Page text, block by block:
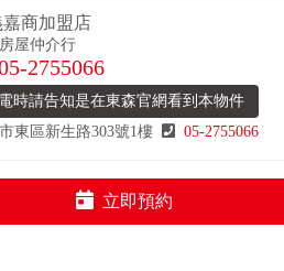
商加盟店
屋仲介行
2755066
時請告知是在東森官網看到本物件
東區新生路303號1樓
05-2755066
立即預約